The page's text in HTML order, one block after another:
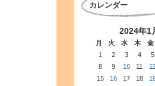
カレンダー
2024年1
月 火 水 木 金
1
2 3 4 5
8
9 10 11
15
16 17 18